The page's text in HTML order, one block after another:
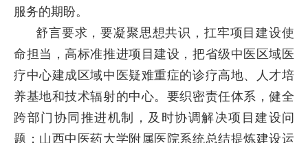
服务的期盼。
舒言要求，要凝聚思想共识，扛牢项目建设使
命担当，高标准推进项目建设，把省级中医区域医
疗中心建成区域中医疑难重症的诊疗高地、人才培
养基地和技术辐射的中心。要织密责任体系，健全
跨部门协同推进机制，及时协调解决项目建设问
题；山西中医药大学附属医院系统总结提炼建设运